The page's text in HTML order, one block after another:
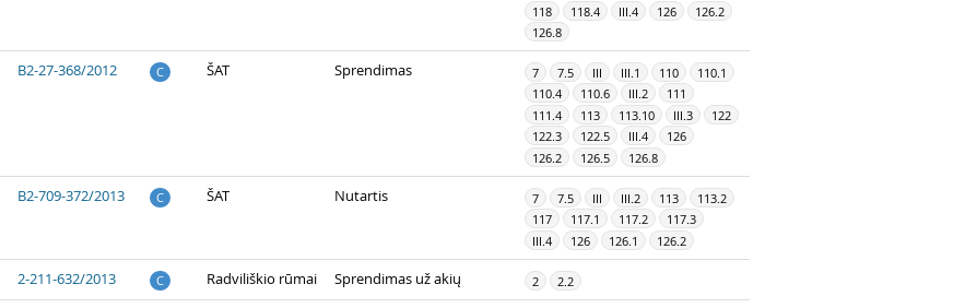
118
118.4 III.4 126
126.2
126.8
B2-27-368/2012 C ŠAT Sprendimas 7 7.5 III III.1 110
110.1
110.4
110.6 III.2
111
111.4
113 113.10 III.3
122
122.3
122.5 III.4
126
126.2
126.5 126.8
B2-709-372/2013 C ŠAT Nutartis 7 7.5 III III.2 113
113.2
117
117.1 117.2
117.3
III.4
126 126.1 126.2
2-211-632/2013 C Radviliškio rūmai Sprendimas už akių 2 2.2